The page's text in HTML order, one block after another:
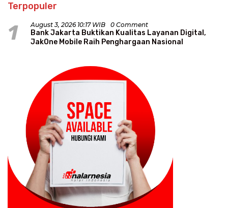
Terpopuler
1 August 3, 2026 10:17 WIB 0 Comment
Bank Jakarta Buktikan Kualitas Layanan Digital,
JakOne Mobile Raih Penghargaan Nasional